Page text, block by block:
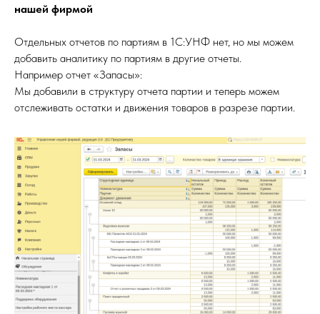
нашей фирмой
Отдельных отчетов по партиям в 1С:УНФ нет, но мы можем
добавить аналитику по партиям в другие отчеты.
Например отчет «Запасы»:
Мы добавили в структуру отчета партии и теперь можем
отслеживать остатки и движения товаров в разрезе партии.